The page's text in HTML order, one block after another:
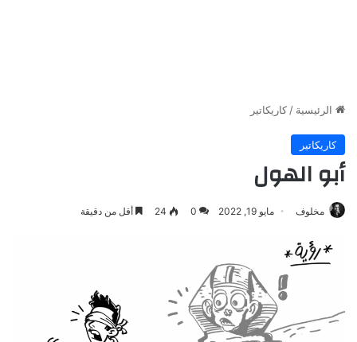
الرئيسية / كاريكاتير
كاريكاتير
أبو الهول
مخلوف مايو 19, 2022 0
24 أقل من دقيقة